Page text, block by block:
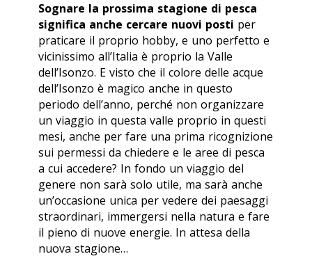
Sognare la prossima stagione di pesca
significa anche cercare nuovi posti per
praticare il proprio hobby, e uno perfetto e
vicinissimo all’Italia è proprio la Valle
dell’Isonzo. E visto che il colore delle acque
dell’Isonzo è magico anche in questo
periodo dell’anno, perché non organizzare
un viaggio in questa valle proprio in questi
mesi, anche per fare una prima ricognizione
sui permessi da chiedere e le aree di pesca
a cui accedere? In fondo un viaggio del
genere non sarà solo utile, ma sarà anche
un’occasione unica per vedere dei paesaggi
straordinari, immergersi nella natura e fare
il pieno di nuove energie. In attesa della
nuova stagione…